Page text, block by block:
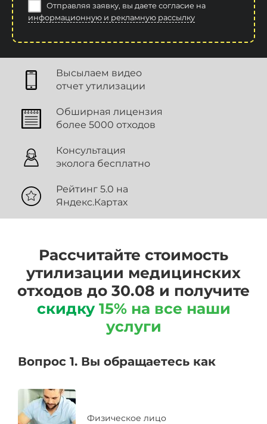
Отправляя заявку, вы даете согласие на
информационную и рекламную рассылку
Высылаем видео
отчет утилизации
Обширная лицензия
более 5000 отходов
Консультация
эколога бесплатно
Рейтинг 5.0 на
Яндекс.Картах
Рассчитайте стоимость
утилизации медицинских
отходов до 30.08 и получите
скидку 15% на все наши
услуги
Вопрос 1. Вы обращаетесь как
Физическое лицо